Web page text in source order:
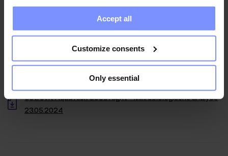
information you have provided to them or that they have
collected when you use their services. Do you agree?
Accept all
Customize consents
Only essential
OstroVit Aqua Kick Good Night - Mikrobiologische analyse
OstroVit Aqua Kick Good Night - Bestimmung des
schwermetallgehalts 06.02.2026
OstroVit Aqua Kick Good Night - Mikrobiologische analyse
OstroVit Aqua Kick Good Night - Mikrobiologische analyse
23.05.2024